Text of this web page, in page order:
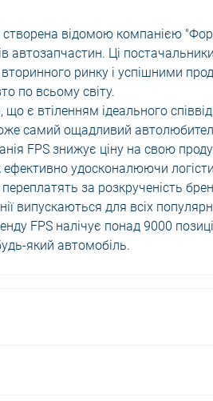
відомою компанією
автозапчастин. Ці
ринку і успішними
по всьому світу.
що є втіленням ідеального
самий ощадливий
FPS знижує ціну на свою
ефективно удосконалюючи
за розкрученість
випускаються для всіх
FPS налічує понад 9000
який автомобіль.